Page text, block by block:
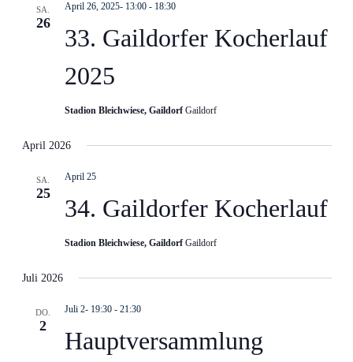
SA.
26
33. Gaildorfer Kocherlauf
2025
April 26, 2025- 13:00- 18:30
Stadion Bleichwiese, Gaildorf Gaildorf
April 2026
SA.
25
34. Gaildorfer Kocherlauf
April 25
Stadion Bleichwiese, Gaildorf Gaildorf
Juli 2026
DO.
2
Hauptversammlung
Juli 2- 19:30- 21:30